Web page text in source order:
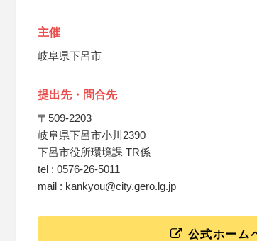
主催
岐阜県下呂市
提出先・問合先
〒509-2203
岐阜県下呂市小川2390
下呂市役所環境課 TR係
tel : 0576-26-5011
mail : kankyou@city.gero.lg.jp
公式ホーム